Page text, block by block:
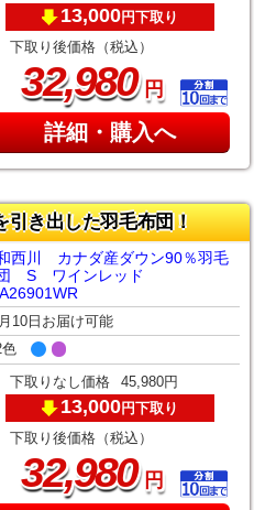
13,000円下取り
下取り後価格（税込）
32,980円
詳細・購入へ
引き出した羽毛布団！
西川 カナダ産ダウン90％羽毛
S ワインレッド
10日お届け可能
下取りなし価格 45,980円
13,000円下取り
下取り後価格（税込）
32,980円